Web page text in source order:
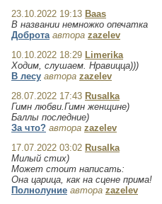
23.10.2022 19:13 Baas
В названии немножко опечатка
Доброта автора zazelev
10.10.2022 18:29 Limerika
Ходим, слушаем. Нравицца)))
В лесу автора zazelev
28.07.2022 17:43 Rusalka
Гимн любви.Гимн женщине)
Баллы последние)
За что? автора zazelev
17.07.2022 03:02 Rusalka
Милый стих)
Может стоит написать:
Она царица, как на сцене прима!
Полнолуние автора zazelev